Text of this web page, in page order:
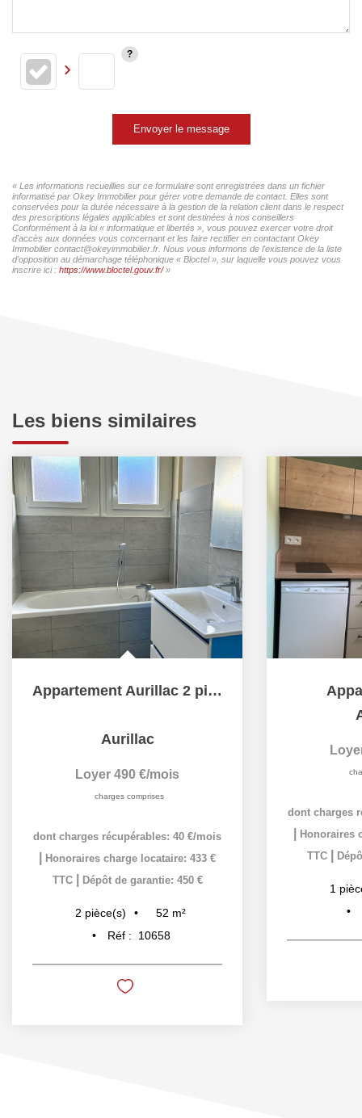
Envoyer le message
« Les informations recueillies sur ce formulaire sont enregistrées dans un fichier
informatisé par Okey Immobilier pour gérer votre demande de contact. Elles sont
conservées pour la durée nécessaire à la gestion de la relation client dans le respect
des prescriptions légales applicables et sont destinées à nos conseillers
Conformément à la loi « informatique et libertés », vous pouvez exercer votre droit
d'accès aux données vous concernant et les faire rectifier en contactant Okey
Immobilier contact@okeyimmobilier.fr. Nous vous informons de l'existence de la liste
d'opposition au démarchage téléphonique « Bloctel », sur laquelle vous pouvez vous
inscrire ici : https://www.bloctel.gouv.fr/»
Les biens similaires
Appartement Aurillac 2 pièces 51.57 m2
Aurillac
Loyer 490 €/mois
charges comprises
dont charges récupérables: 40 €/mois
Honoraires charge locataire: 433 €
TTC
Dépôt de garantie: 450 €
2 pièce(s) 52 m²
Réf :
10658
dont charges
Honoraires
TTC
1